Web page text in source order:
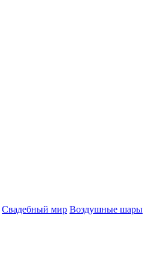
Свадебный мир Воздушные шары